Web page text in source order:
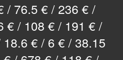
/ 76.5 € / 236 € /
€ / 108 € / 191 € /
€ / 6 € / 38.15